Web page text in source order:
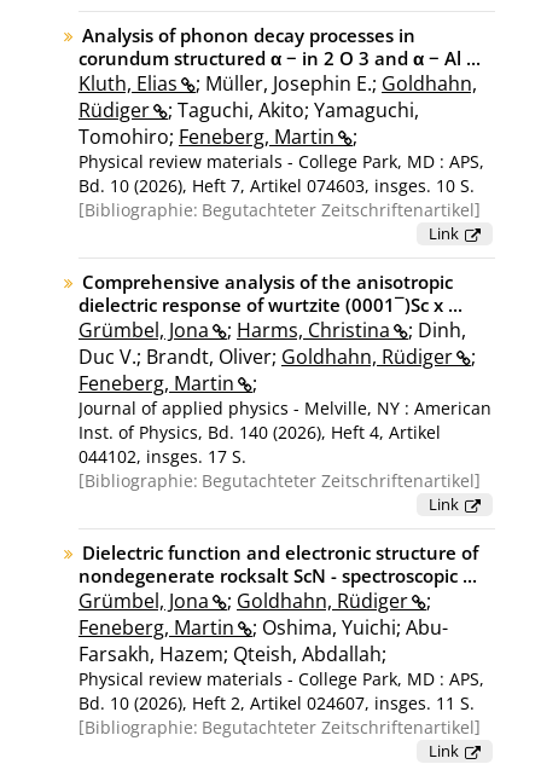
Analysis of phonon decay processes in
corundum structured α − in 2 O 3 and α − Al ...
Kluth, Elias ; Müller, Josephin E.; Goldhahn,
Rüdiger
; Taguchi, Akito; Yamaguchi,
Tomohiro; Feneberg, Martin ;
Physical review materials - College Park, MD : APS,
Bd. 10 (2026), Heft 7, Artikel 074603, insges. 10 S.
Bibliographie: Begutachteter Zeitschriftenartikel
Link
Comprehensive analysis of the anisotropic
dielectric response of wurtzite (0001¯)Sc x ...
Grümbel, Jona ; Harms, Christina
; Dinh,
Duc V.; Brandt, Oliver; Goldhahn, Rüdiger
;
Feneberg, Martin
;
Journal of applied physics - Melville, NY : American
Inst. of Physics, Bd. 140 (2026), Heft 4, Artikel
044102, insges. 17 S.
Bibliographie: Begutachteter Zeitschriftenartikel
Link
Dielectric function and electronic structure of
nondegenerate rocksalt ScN - spectroscopic ...
Grümbel, Jona ; Goldhahn, Rüdiger
;
Feneberg, Martin
; Oshima, Yuichi; Abu-
Farsakh, Hazem; Qteish, Abdallah;
Physical review materials - College Park, MD : APS,
Bd. 10 (2026), Heft 2, Artikel 024607, insges. 11 S.
Bibliographie: Begutachteter Zeitschriftenartikel
Link